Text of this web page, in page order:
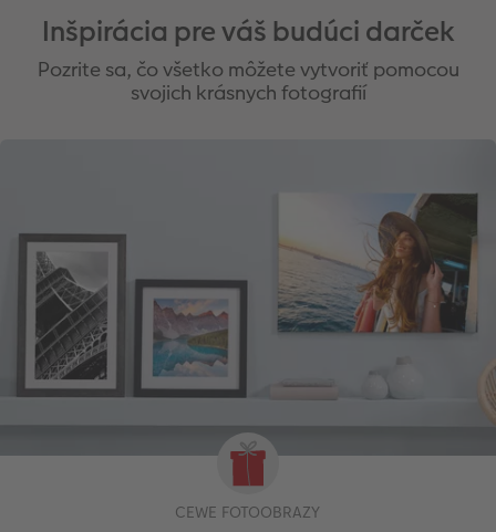
Inšpirácia pre váš budúci darček
Pozrite sa, čo všetko môžete vytvoriť pomocou
svojich krásnych fotografií
CEWE FOTOOBRAZY